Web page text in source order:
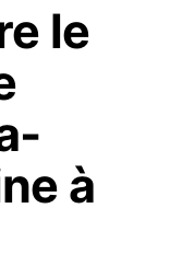
le
à